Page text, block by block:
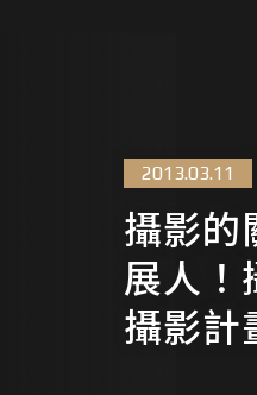
2013.03.11
攝影的
展人！
攝影計